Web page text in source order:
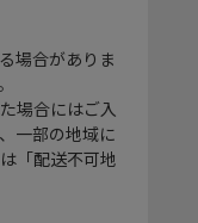
場合がありま
場合にはご入
一部の地域に
「配送不可地